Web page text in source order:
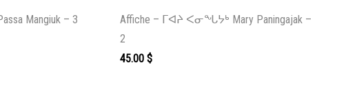
Mangiuk – 3
Affiche – ᒥᐊᔨ ᐸᓂᖓᔭᒃ Mary Paningajak –
2
45.00 $